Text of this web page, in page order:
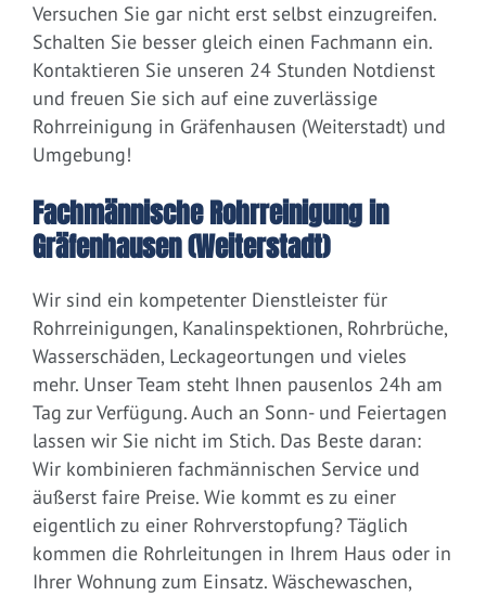
Versuchen Sie gar nicht erst selbst einzugreifen.
Schalten Sie besser gleich einen Fachmann ein.
Kontaktieren Sie unseren 24 Stunden Notdienst
und freuen Sie sich auf eine zuverlässige
Rohrreinigung in Gräfenhausen (Weiterstadt) und
Umgebung!
Fachmännische Rohrreinigung in
Gräfenhausen (Weiterstadt)
Wir sind ein kompetenter Dienstleister für
Rohrreinigungen, Kanalinspektionen, Rohrbrüche,
Wasserschäden, Leckageortungen und vieles
mehr. Unser Team steht Ihnen pausenlos 24h am
Tag zur Verfügung. Auch an Sonn- und Feiertagen
lassen wir Sie nicht im Stich. Das Beste daran:
Wir kombinieren fachmännischen Service und
äußerst faire Preise. Wie kommt es zu einer
eigentlich zu einer Rohrverstopfung? Täglich
kommen die Rohrleitungen in Ihrem Haus oder in
Ihrer Wohnung zum Einsatz. Wäschewaschen,